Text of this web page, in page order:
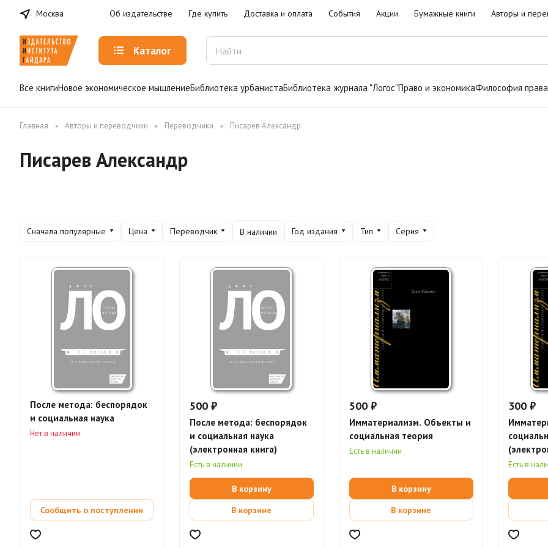
Москва Об издательстве Где купить Доставка и оплата События Акции Бумажные книги Авторы и
Каталог
Все книгиНовое экономическое мышлениеБиблиотека урбанистаБиблиотека журнала "Логос"Право и экономикаФилософия права
Главная Авторы и переводчики Переводчики Писарев Александр
Писарев Александр
Сначала популярные Цена Переводчик В наличии Год издания Тип Серия
После метода: беспорядок
и социальная наука
Нет в наличии
Сообщить о поступлении
500 ₽
После метода: беспорядок
и социальная наука
(электронная книга)
Есть в наличии
В корзину
В корзине
500 ₽
Имматериализм. Объекты и
социальная теория
Есть в наличии
В корзину
В корзине
300 ₽
Есть в